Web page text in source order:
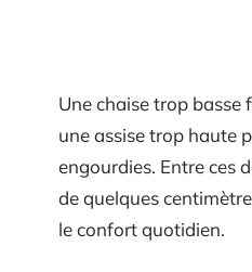
Une chaise trop basse
une assise trop haute
engourdies. Entre ces
de quelques
le confort quotidien.